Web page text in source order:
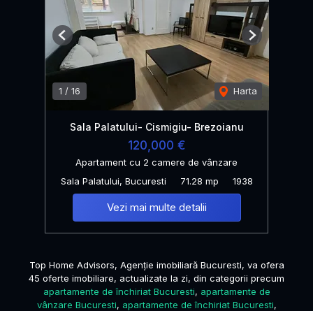
1 / 16 Harta
Previous Next
Sala Palatului- Cismigiu- Brezoianu
120,000 €
Apartament cu 2 camere de vânzare
Sala Palatului, Bucuresti
71.28 mp 1938
Vezi mai multe detalii
Top Home Advisors, Agenție imobiliară Bucuresti, va ofera
45 oferte imobiliare, actualizate la zi, din categorii precum
apartamente de închiriat Bucuresti, apartamente de
vânzare Bucuresti, apartamente de închiriat Bucuresti,